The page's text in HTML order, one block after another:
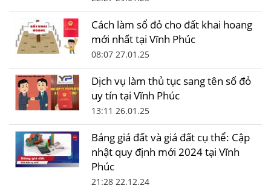
Cách làm sổ đỏ cho đất khai hoang
mới nhất tại Vĩnh Phúc
08:07 27.01.25
Dịch vụ làm thủ tục sang tên sổ đỏ
uy tín tại Vĩnh Phúc
13:11 26.01.25
Bảng giá đất và giá đất cụ thể: Cập
nhật quy định mới 2024 tại Vĩnh
Phúc
21:28 22.12.24